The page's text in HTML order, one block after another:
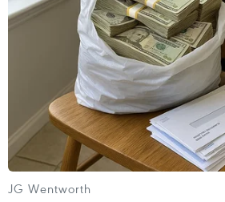
Sáng 21/6, Bộ Công an tổ chức
điều lệnh, bắn súng, võ thuật
lần thứ năm, năm 2019, bảng
Buôn Ma Thuột, tỉnh Đắk Lắk.
JG Wentworth